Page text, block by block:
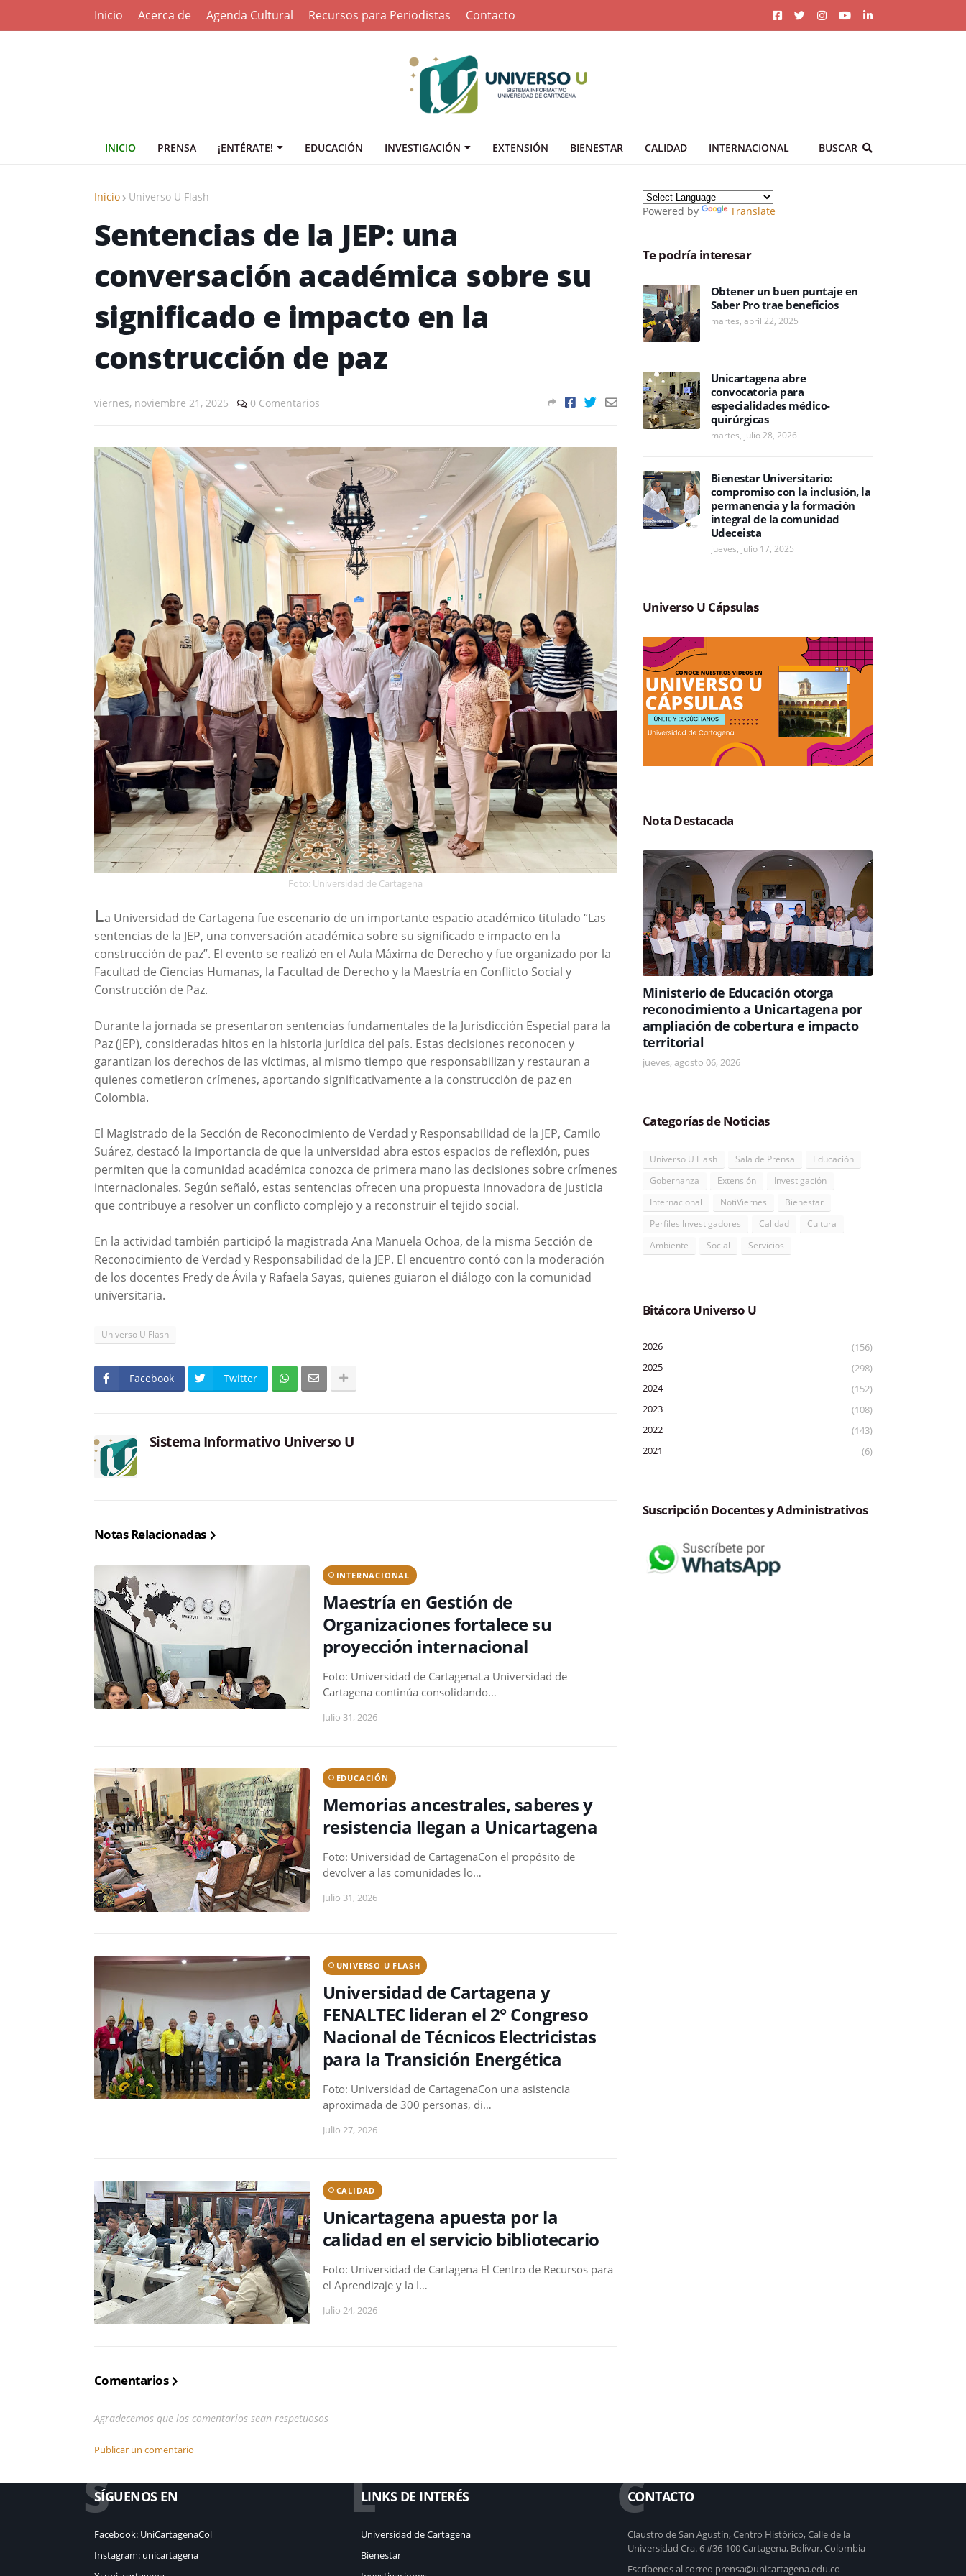
Inicio Acerca de Agenda Cultural Recursos para Periodistas Contacto
INICIO PRENSA ¡ENTÉRATE! EDUCACIÓN INVESTIGACIÓN EXTENSIÓN BIENESTAR CALIDAD INTERNACIONAL BUSCAR
Inicio Universo U Flash
Sentencias de la JEP: una
conversación académica sobre su
significado e impacto en la
construcción de paz
viernes, noviembre 21, 2025 0 Comentarios
Foto: Universidad de Cartagena
La Universidad de Cartagena fue escenario de un importante espacio académico titulado “Las
sentencias de la JEP, una conversación académica sobre su significado e impacto en la
construcción de paz”. El evento se realizó en el Aula Máxima de Derecho y fue organizado por la
Facultad de Ciencias Humanas, la Facultad de Derecho y la Maestría en Conflicto Social y
Construcción de Paz.
Durante la jornada se presentaron sentencias fundamentales de la Jurisdicción Especial para la
Paz (JEP), consideradas hitos en la historia jurídica del país. Estas decisiones reconocen y
garantizan los derechos de las víctimas, al mismo tiempo que responsabilizan y restauran a
quienes cometieron crímenes, aportando significativamente a la construcción de paz en
Colombia.
El Magistrado de la Sección de Reconocimiento de Verdad y Responsabilidad de la JEP, Camilo
Suárez, destacó la importancia de que la universidad abra estos espacios de reflexión, pues
permiten que la comunidad académica conozca de primera mano las decisiones sobre crímenes
internacionales. Según señaló, estas sentencias ofrecen una propuesta innovadora de justicia
que contribuye a resolver un conflicto complejo y a reconstruir el tejido social.
En la actividad también participó la magistrada Ana Manuela Ochoa, de la misma Sección de
Reconocimiento de Verdad y Responsabilidad de la JEP. El encuentro contó con la moderación
de los docentes Fredy de Ávila y Rafaela Sayas, quienes guiaron el diálogo con la comunidad
universitaria.
Universo U Flash
Facebook Twitter
Sistema Informativo Universo U
Notas Relacionadas
INTERNACIONAL
Maestría en Gestión de
Organizaciones fortalece su
proyección internacional
Foto: Universidad de CartagenaLa Universidad de
Cartagena continúa consolidando…
Julio 31, 2026
EDUCACIÓN
Memorias ancestrales, saberes y
resistencia llegan a Unicartagena
Foto: Universidad de CartagenaCon el propósito de
devolver a las comunidades lo…
Julio 31, 2026
UNIVERSO U FLASH
Universidad de Cartagena y
FENALTEC lideran el 2° Congreso
Nacional de Técnicos Electricistas
para la Transición Energética
Foto: Universidad de CartagenaCon una asistencia
aproximada de 300 personas, di…
Julio 27, 2026
CALIDAD
Unicartagena apuesta por la
calidad en el servicio bibliotecario
Foto: Universidad de Cartagena El Centro de Recursos para
el Aprendizaje y la I…
Julio 24, 2026
Comentarios
Agradecemos que los comentarios sean respetuosos
Publicar un comentario
Powered by Translate
Te podría interesar
Obtener un buen puntaje en
Saber Pro trae beneficios
martes, abril 22, 2025
Unicartagena abre
convocatoria para
especialidades médico-
quirúrgicas
martes, julio 28, 2026
Bienestar Universitario:
compromiso con la inclusión, la
permanencia y la formación
integral de la comunidad
Udeceista
jueves, julio 17, 2025
Universo U Cápsulas
Nota Destacada
Ministerio de Educación otorga
reconocimiento a Unicartagena por
ampliación de cobertura e impacto
territorial
jueves, agosto 06, 2026
Categorías de Noticias
Universo U Flash Sala de Prensa
Educación
Gobernanza
Extensión
Investigación
Internacional
NotiViernes
Bienestar
Perfiles Investigadores
Calidad
Cultura
Ambiente
Social Servicios
Bitácora Universo U
2026
(156)
2025
(298)
2024
(152)
2023
(108)
2022
(143)
2021
(6)
Suscripción Docentes y Administrativos
S
SÍGUENOS EN
Facebook: UniCartagenaCol
Instagram: unicartagena
LLINKS DE INTERÉS
Universidad de Cartagena
Bienestar
C
CONTACTO
Claustro de San Agustín, Centro Histórico, Calle de la
Universidad Cra. 6 #36-100 Cartagena, Bolívar, Colombia
Escríbenos al correo prensa@unicartagena.edu.co